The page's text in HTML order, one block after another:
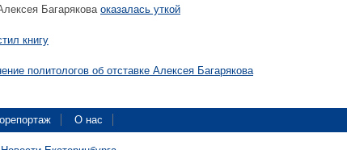
Багаряковаоказалась уткой
книгу
политологов об отставке Алексея Багарякова
О нас